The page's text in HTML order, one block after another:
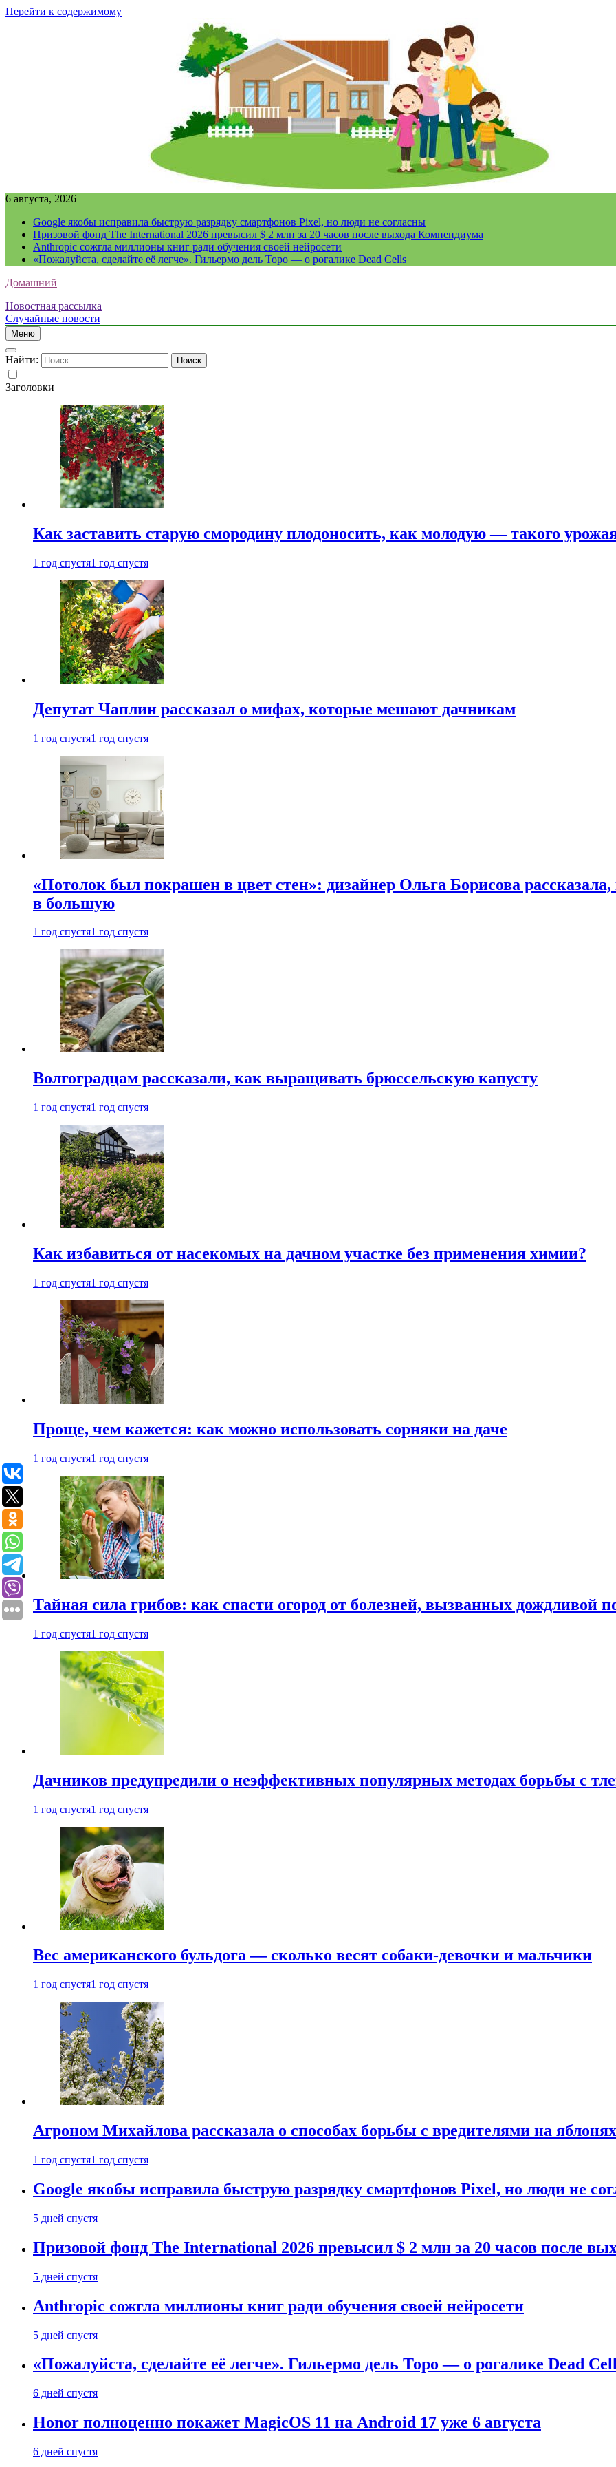
Перейти к содержимому
6 августа, 2026
Google якобы исправила быструю разрядку смартфонов Pixel, но люди не согласны
Призовой фонд The International 2026 превысил $ 2 млн за 20 часов после выхода Компендиума
Anthropic сожгла миллионы книг ради обучения своей нейросети
«Пожалуйста, сделайте её легче». Гильермо дель Торо — о рогалике Dead Cells
Домашний
Новостная рассылка
Случайные новости
Меню
Найти:
Заголовки
Как заставить старую смородину плодоносить, как молодую — такого
1 год спустя1 год спустя
Депутат Чаплин рассказал о мифах, которые мешают дачникам
1 год спустя1 год спустя
«Потолок был покрашен в цвет стен»: дизайнер Ольга Борисова
в большую
1 год спустя1 год спустя
Волгоградцам рассказали, как выращивать брюссельскую капусту
1 год спустя1 год спустя
Как избавиться от насекомых на дачном участке без применения химии?
1 год спустя1 год спустя
Проще, чем кажется: как можно использовать сорняки на даче
1 год спустя1 год спустя
Тайная сила грибов: как спасти огород от болезней, вызванных дождливой
1 год спустя1 год спустя
Дачников предупредили о неэффективных популярных методах борьбы с
1 год спустя1 год спустя
Вес американского бульдога — сколько весят собаки-девочки и мальчики
1 год спустя1 год спустя
Агроном Михайлова рассказала о способах борьбы с вредителями на яблонях
1 год спустя1 год спустя
Google якобы исправила быструю разрядку смартфонов Pixel, но люди не
5 дней спустя
Призовой фонд The International 2026 превысил $ 2 млн за 20 часов после
5 дней спустя
Anthropic сожгла миллионы книг ради обучения своей нейросети
5 дней спустя
«Пожалуйста, сделайте её легче». Гильермо дель Торо — о рогалике Dead
6 дней спустя
Honor полноценно покажет MagicOS 11 на Android 17 уже 6 августа
6 дней спустя